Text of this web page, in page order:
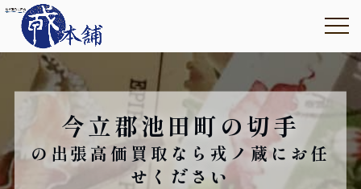
今立郡池田町の切手
の出張高価買取なら戎ノ蔵にお任
せください